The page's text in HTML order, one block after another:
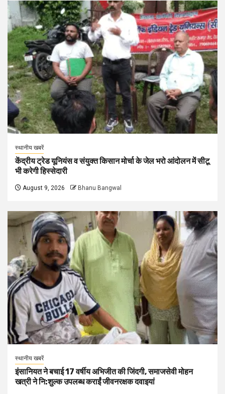
स्थानीय खबरें
केंद्रीय ट्रेड यूनियंस व संयुक्त किसान मोर्चा के जेल भरो आंदोलन में सीटू
भी करेगी हिस्सेदारी
August 9, 2026 Bhanu Bangwal
स्थानीय खबरें
इंसानियत ने बचाई 17 वर्षीय अभिजीत की जिंदगी, समाजसेवी मोहन
खत्री ने नि:शुल्क उपलब्ध कराईं जीवनरक्षक दवाइयां